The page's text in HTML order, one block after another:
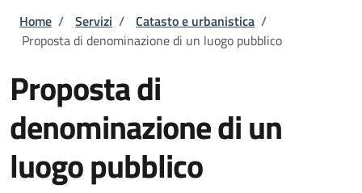
Briciole di pane
Home / Servizi / Catasto e urbanistica /
Proposta di denominazione di un luogo pubblico
Proposta di
denominazione di un
luogo pubblico